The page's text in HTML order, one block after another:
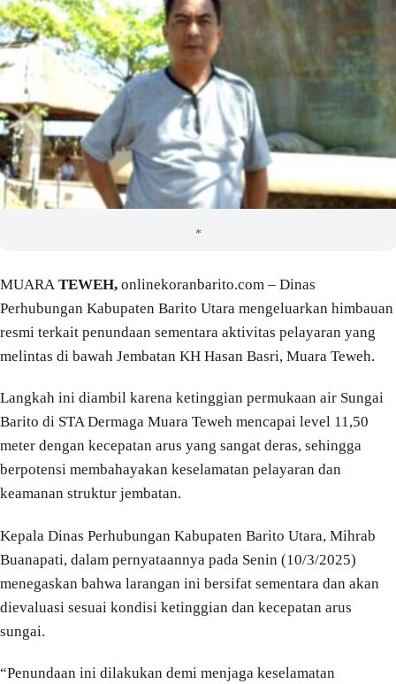
*
MUARA TEWEH, onlinekoranbarito.com – Dinas
Perhubungan Kabupaten Barito Utara mengeluarkan himbauan
resmi terkait penundaan sementara aktivitas pelayaran yang
melintas di bawah Jembatan KH Hasan Basri, Muara Teweh.
Langkah ini diambil karena ketinggian permukaan air Sungai
Barito di STA Dermaga Muara Teweh mencapai level 11,50
meter dengan kecepatan arus yang sangat deras, sehingga
berpotensi membahayakan keselamatan pelayaran dan
keamanan struktur jembatan.
Kepala Dinas Perhubungan Kabupaten Barito Utara, Mihrab
Buanapati, dalam pernyataannya pada Senin (10/3/2025)
menegaskan bahwa larangan ini bersifat sementara dan akan
dievaluasi sesuai kondisi ketinggian dan kecepatan arus
sungai.
“Penundaan ini dilakukan demi menjaga keselamatan